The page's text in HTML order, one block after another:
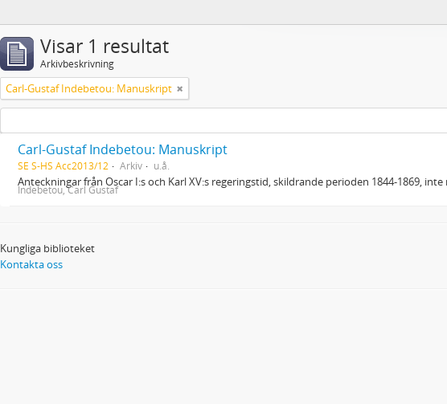
Visar 1 resultat
Arkivbeskrivning
Carl-Gustaf Indebetou: Manuskript
Carl-Gustaf Indebetou: Manuskript
SE S-HS Acc2013/12 Arkiv u.å.
Anteckningar från Oscar I:s och Karl XV:s regeringstid, skildrande perioden 1844-1869,
Indebetou, Carl Gustaf
Kungliga biblioteket
Kontakta oss